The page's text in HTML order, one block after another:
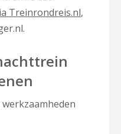
Treinrondreis.nl,